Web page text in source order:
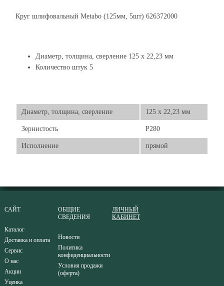
Круг шлифовальный Metabo (125мм, 5шт) 626372000
Диаметр, толщина, сверление 125 x 22,23 мм
Количество штук 5
Диаметр, толщина, сверление 125 x 22,23 мм
Зернистость Р280
Исполнение прямой
САЙТ
Каталог
Доставка и оплата
Сервис
О нас
Акции
Уценка
ОБЩИЕ
СВЕДЕНИЯ
Новости
Политика
конфиденциальности
Условия продажи
(оферта)
ЛИЧНЫЙ
КАБИНЕТ